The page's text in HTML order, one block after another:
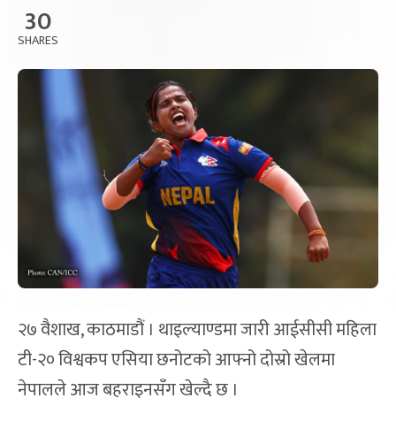
30
SHARES
२७ वैशाख, काठमाडौं । थाइल्याण्डमा जारी आईसीसी महिला
टी-२० विश्वकप एसिया छनोटको आफ्नो दोस्रो खेलमा
नेपालले आज बहराइनसँग खेल्दै छ ।